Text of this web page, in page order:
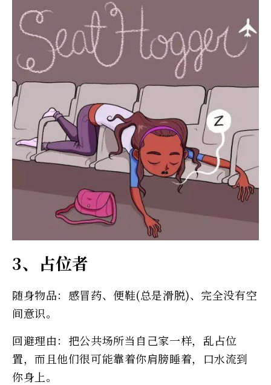
3、占位者
随身物品：感冒药、便鞋(总是滑脱)、完全没有空
间意识。
回避理由：把公共场所当自己家一样，乱占位
置，而且他们很可能靠着你肩膀睡着，口水流到
你身上。